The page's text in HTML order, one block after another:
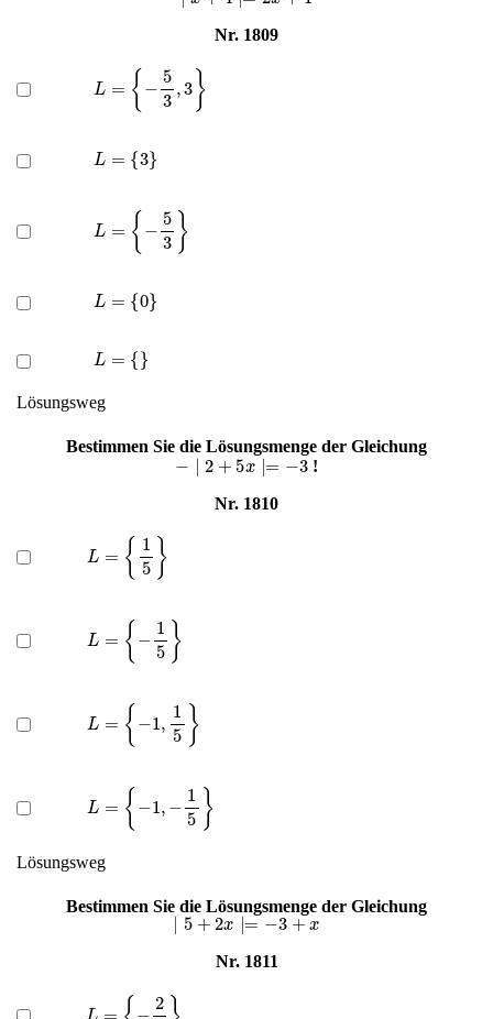
Nr. 1809
{ 3, }
L 3}
{− 3}
L 0}
L }
Lösungsweg
Bestimmen Sie die Lösungsmenge der Gleichung
−∣2+5x∣=−3 !
Nr. 1810
{1 5}
{− 5}
{ , 5}
{ 1, 5}
Lösungsweg
Bestimmen Sie die Lösungsmenge der Gleichung
∣5+2x∣=−3+x
Nr. 1811
{− 3}